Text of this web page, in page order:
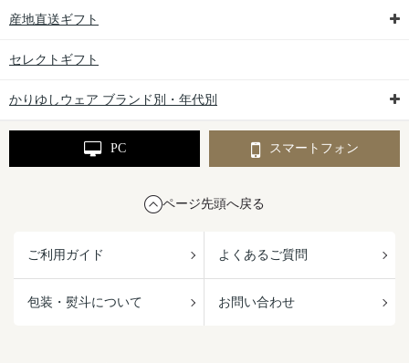
産地直送ギフト
セレクトギフト
かりゆしウェア ブランド別・年代別
PC スマートフォン
ページ先頭へ戻る
ご利用ガイド よくあるご質問
包装・熨斗について お問い合わせ